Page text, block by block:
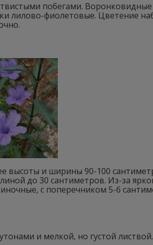
побегами.
лилово-фиолетовые. Цветение
высоты и ширины 90-100
до 30 сантиметров. Из-за
с поперечником 5-6
и мелкой, но густой